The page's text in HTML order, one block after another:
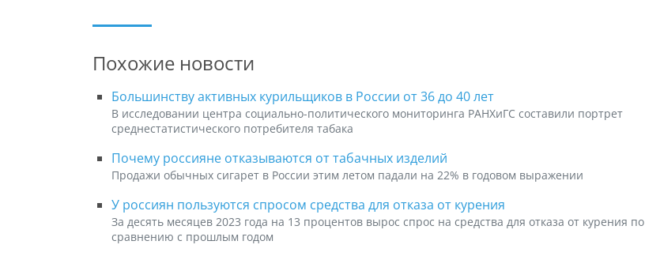
Похожие новости
Большинству активных курильщиков в России от 36 до 40 лет
В исследовании центра социально-политического мониторинга РАНХиГС составили портрет
среднестатистического потребителя табака
Почему россияне отказываются от табачных изделий
Продажи обычных сигарет в России этим летом падали на 22% в годовом выражении
У россиян пользуются спросом средства для отказа от курения
За десять месяцев 2023 года на 13 процентов вырос спрос на средства для отказа от курения по
сравнению с прошлым годом